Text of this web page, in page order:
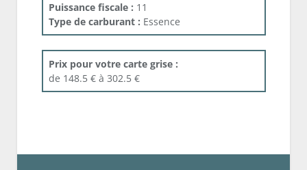
Puissance fiscale : 11
Type de carburant : Essence
Prix pour votre carte grise :
de 148.5 € à 302.5 €